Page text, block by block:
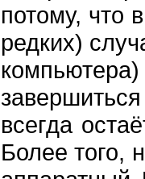
потому, что
редких)
всегда
Более того,